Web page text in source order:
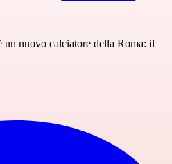
nuovo calciatore della Roma: il